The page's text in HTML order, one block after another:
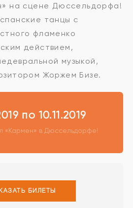
на сцене Дюссельдорфа!
танцы с
фламенко
действием,
музыкой,
Жоржем Бизе.
по 10.11.2019
«Кармен» в Дюссельдорфе!
БИЛЕТЫ